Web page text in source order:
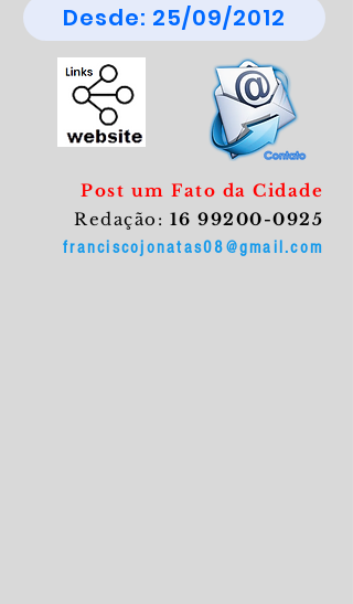
Desde: 25/09/2012
Post um Fato da Cidade
Redação: 16 99200-0925
franciscojonatas08@gmail.com